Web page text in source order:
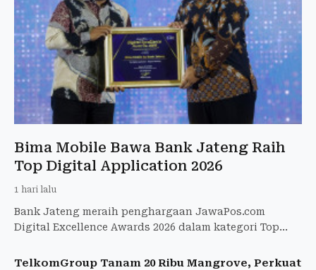
Bima Mobile Bawa Bank Jateng Raih
Top Digital Application 2026
1 hari lalu
Bank Jateng meraih penghargaan JawaPos.com
Digital Excellence Awards 2026 dalam kategori Top
TelkomGroup Tanam 20 Ribu Mangrove, Perkuat